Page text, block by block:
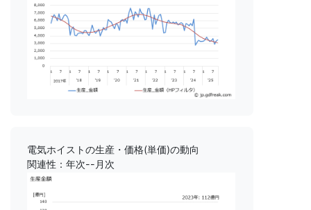
電気ホイストの生産・価格(単価)の動向
関連性：年次--月次